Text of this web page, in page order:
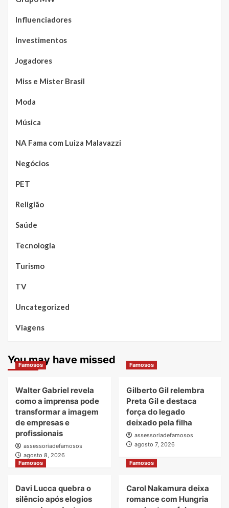
Influenciadores
Investimentos
Jogadores
Miss e Mister Brasil
Moda
Música
NA Fama com Luiza Malavazzi
Negócios
PET
Religião
Saúde
Tecnologia
Turismo
TV
Uncategorized
Viagens
You may have missed
Famosos
Walter Gabriel revela
como a imprensa pode
transformar a imagem
de empresas e
profissionais
assessoriadefamosos
agosto 8, 2026
Famosos
Gilberto Gil relembra
Preta Gil e destaca
força do legado
deixado pela filha
assessoriadefamosos
agosto 7, 2026
Famosos
Davi Lucca quebra o
silêncio após elogios
Famosos
Carol Nakamura deixa
romance com Hungria